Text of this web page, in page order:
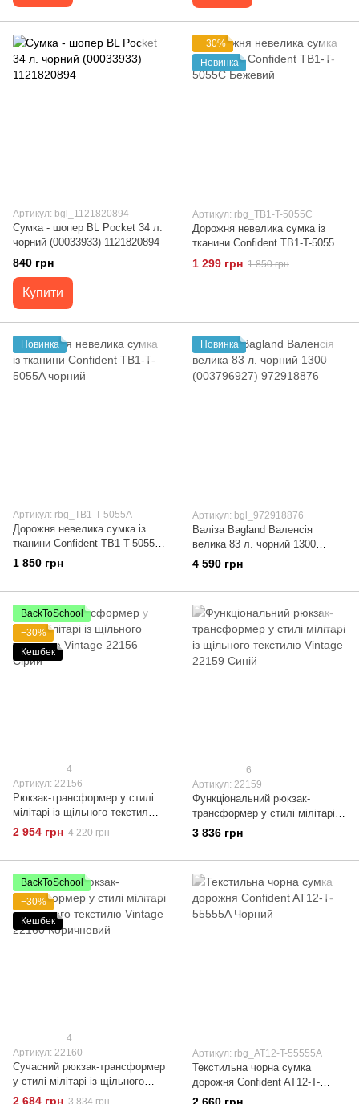
Артикул: bgl_1121820894
Сумка - шопер BL Pocket 34 л.
чорний (00033933) 1121820894
840 грн
Купити
−30%
Новинка
Артикул: rbg_TB1-T-5055C
Дорожня невелика сумка із
тканини Confident TB1-T-5055C
Бежевий
1 299 грн 1 850 грн
Новинка
Артикул: rbg_TB1-T-5055A
Дорожня невелика сумка із
тканини Confident TB1-T-5055A
чорний
1 850 грн
Новинка
Артикул: bgl_972918876
Валіза Bagland Валенсія
велика 83 л. чорний 1300
(003796927) 972918876
4 590 грн
BackToSchool
−30%
Кешбек
4
Артикул: 22156
Рюкзак-трансформер у стилі
мілітарі із щільного текстилю
Vintage 22156 Сірий
2 954 грн 4 220 грн
6
Артикул: 22159
Функціональний рюкзак-
трансформер у стилі мілітарі із
щільного текстилю Vintage
22159 Синій
3 836 грн
BackToSchool
−30%
Кешбек
4
Артикул: 22160
Сучасний рюкзак-трансформер
у стилі мілітарі із щільного
текстилю Vintage 22160
2 684 грн 3 834 грн
Артикул: rbg_AT12-T-55555A
Текстильна чорна сумка
дорожня Confident AT12-T-
55555A Чорний